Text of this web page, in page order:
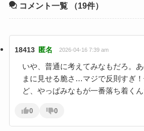
コメント一覧 （19件）
18413 匿名 2026-04-16 7:39 am
いや、普通に考えてみなもだろ。
まに見せる脆さ…マジで反則すぎ
ど、やっぱみなもが一番落ち着くん
0 0